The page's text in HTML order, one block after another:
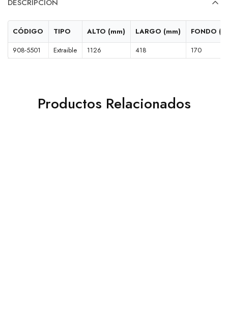
DESCRIPCIÓN
CÓDIGO TIPO ALTO (mm) LARGO (mm)
FONDO
908-5501
Extraible 1126 418 170
Productos Relacionados